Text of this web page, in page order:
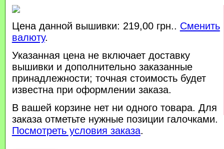
Цена данной вышивки: 219,00 грн.. Сменить
валюту.
Указанная цена не включает доставку
вышивки и дополнительно заказанные
принадлежности; точная стоимость будет
известна при оформлении заказа.
В вашей корзине нет ни одного товара. Для
заказа отметьте нужные позиции галочками.
Посмотреть условия заказа.